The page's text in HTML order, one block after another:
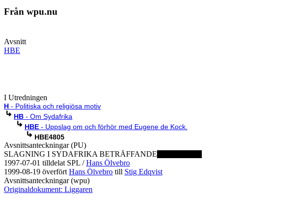
Från wpu.nu
Avsnitt
HBE
I Utredningen
H - Politiska och religiösa motiv
HB - Om Sydafrika
HBE - Uppslag om och förhör med Eugene de Kock.
HBE4805
Avsnittsanteckningar (PU)
SLAGNING I SYDAFRIKA BETRÄFFANDE
1997-07-01 tilldelat SPL /Hans Ölvebro
1999-08-19 överfört Hans Ölvebro till Stig Edqvist
Avsnittsanteckningar (wpu)
Originaldokument: Liggaren